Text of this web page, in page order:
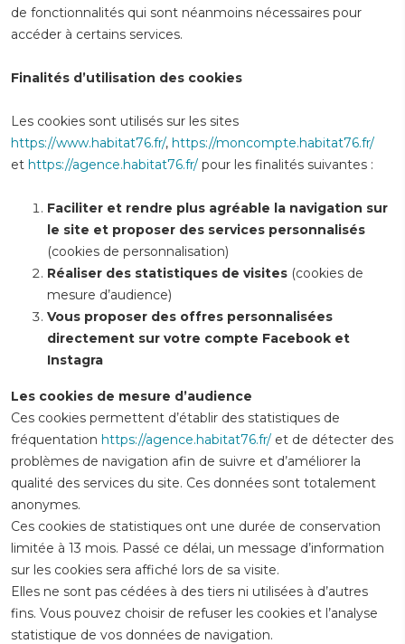
de fonctionnalités qui sont néanmoins nécessaires pour
accéder à certains services.
Finalités d’utilisation des cookies
Les cookies sont utilisés sur les sites
https://www.habitat76.fr/, https://moncompte.habitat76.fr/
et https://agence.habitat76.fr/ pour les finalités suivantes :
Faciliter et rendre plus agréable la navigation sur
le site et proposer des services personnalisés
(cookies de personnalisation)
Réaliser des statistiques de visites (cookies de
mesure d’audience)
Vous proposer des offres personnalisées
directement sur votre compte Facebook et
Instagra
Les cookies de mesure d’audience
Ces cookies permettent d’établir des statistiques de
fréquentation https://agence.habitat76.fr/ et de détecter des
problèmes de navigation afin de suivre et d’améliorer la
qualité des services du site. Ces données sont totalement
anonymes.
Ces cookies de statistiques ont une durée de conservation
limitée à 13 mois. Passé ce délai, un message d’information
sur les cookies sera affiché lors de sa visite.
Elles ne sont pas cédées à des tiers ni utilisées à d’autres
fins. Vous pouvez choisir de refuser les cookies et l’analyse
statistique de vos données de navigation.